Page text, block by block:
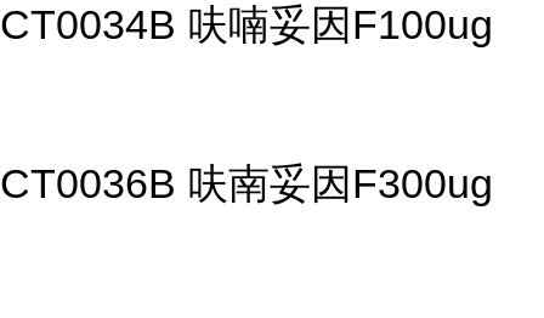
CT0034B 呋喃妥因F100ug
CT0036B 呋南妥因F300ug